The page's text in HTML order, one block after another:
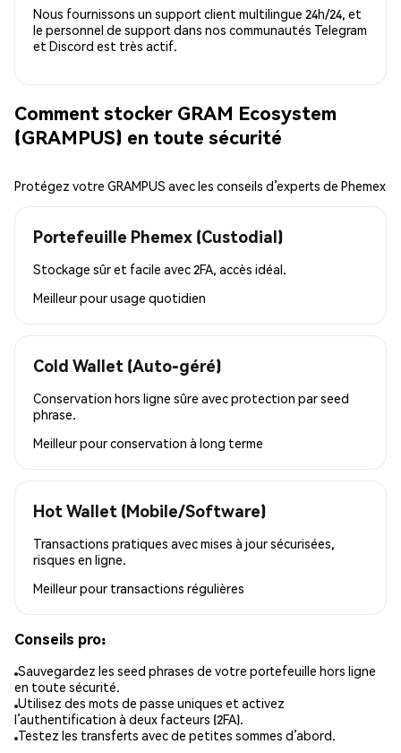
Nous fournissons un support client multilingue 24h/24, et
le personnel de support dans nos communautés Telegram
et Discord est très actif.
Comment stocker GRAM Ecosystem
(GRAMPUS) en toute sécurité
Protégez votre GRAMPUS avec les conseils d’experts de Phemex
Portefeuille Phemex (Custodial)
Stockage sûr et facile avec 2FA, accès idéal.
Meilleur pourusage quotidien
Cold Wallet (Auto-géré)
Conservation hors ligne sûre avec protection par seed
phrase.
Meilleur pourconservation à long terme
Hot Wallet (Mobile/Software)
Transactions pratiques avec mises à jour sécurisées,
risques en ligne.
Meilleur pour transactions régulières
Conseils pro:
Sauvegardez les seed phrases de votre portefeuille hors ligne
en toute sécurité.
Utilisez des mots de passe uniques et activez
l’authentification à deux facteurs (2FA).
Testez les transferts avec de petites sommes d’abord.